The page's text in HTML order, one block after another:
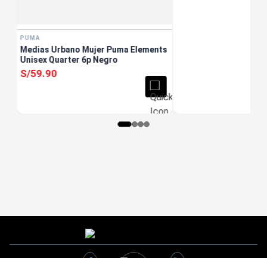
PUMA
Medias Urbano Mujer Puma Elements
Unisex Quarter 6p Negro
S/59.90